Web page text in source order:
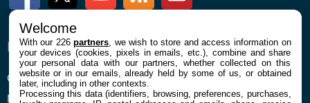
ENTREPRISE
Confidentialité et Cookies
Mentions légales et CGU
À PROPOS
Contact
Welcome
With our 226partners , we wish to store and access information on
your devices (cookies, pixels in emails, etc.), combine and share
your personal data with our partners, whether collected on this
website or in our emails, already held by some of us, or obtained
later, including in other contexts.
Processing this data (identifiers, browsing, preferences, purchases,